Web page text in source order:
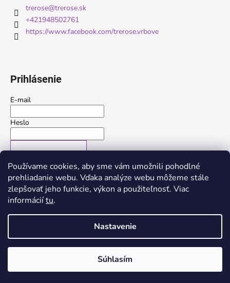
Používame cookies, aby sme vám umožnili pohodlné
prehliadanie webu. Vďaka analýze webu môžeme stále
zlepšovať jeho funkcie, výkon a použiteľnosť. Viac
informáciítu.
Nastavenie
Súhlasím
trerose@trerose.sk
+421948502761
https://www.facebook.com/trerose.vrbove
Prihlásenie
E-mail
Heslo
Nová registráciaZabudnuté heslo
alebo
Trerose. Všetky práva vyhradené.